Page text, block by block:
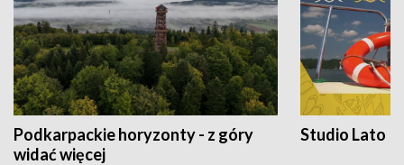
Podkarpackie horyzonty - z góry
widać więcej
Studio Lato